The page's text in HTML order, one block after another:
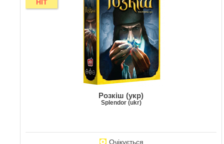
HIT
Розкіш (укр)
Splendor (ukr)
Очікується